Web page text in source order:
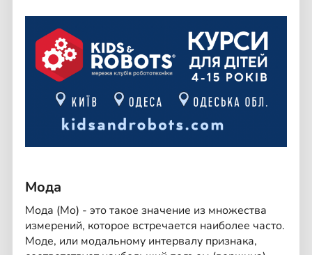
Мода
Мода (Mo) - это такое значение из множества
измерений, которое встречается наиболее часто.
Моде, или модальному интервалу признака,